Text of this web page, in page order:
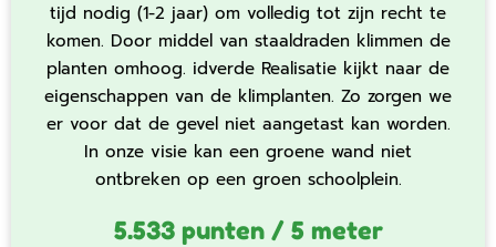
tijd nodig (1-2 jaar) om volledig tot zijn recht te
komen. Door middel van staaldraden klimmen de
planten omhoog. idverde Realisatie kijkt naar de
eigenschappen van de klimplanten. Zo zorgen we
er voor dat de gevel niet aangetast kan worden.
In onze visie kan een groene wand niet
ontbreken op een groen schoolplein.
5.533 punten / 5 meter